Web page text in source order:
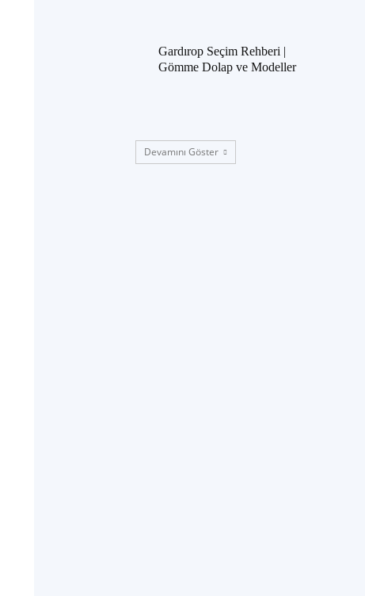
Gardırop Seçim Rehberi |
Gömme Dolap ve Modeller
Devamını Göster